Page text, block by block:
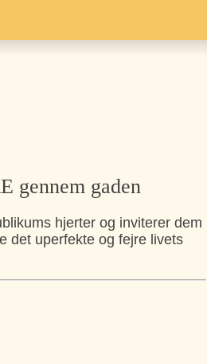
gennem gaden
hjerter og inviterer dem
det uperfekte og fejre livets